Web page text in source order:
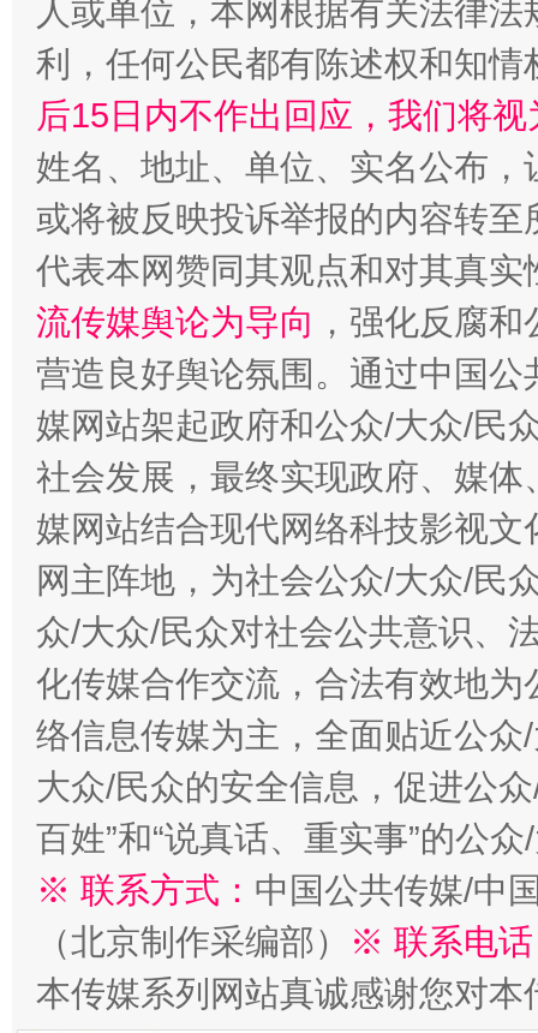
东山县通报“牛蛙产品抗生素超标问题” 法
千年窑火 生生不息
揭开“小金库”的免责幌子
受贿1.44亿！段成刚被判无期 从幼
人或单位，本网根据有关法律
利，任何公民都有陈述权和知情
后15日内不作出回应，我们将
姓名、地址、单位、实名公布
或将被反映投诉举报的内容转
代表本网赞同其观点和对其真实
流传媒舆论为导向 ，强化反腐
营造良好舆论氛围。通过中国
媒网站架起政府和公众/大众/民
社会发展，最终实现政府、媒
媒网站结合现代网络科技影视
网主阵地，为社会公众/大众/民
众/大众/民众对社会公共意识、
化传媒合作交流，合法有效地
络信息传媒为主，全面贴近公
大众/民众的安全信息，促进公
百姓”和“说真话、重实事”的公
※ 联系方式： 中国公共传媒/中
（北京制作采编部）
※ 联系电
本传媒系列网站真诚感谢您对